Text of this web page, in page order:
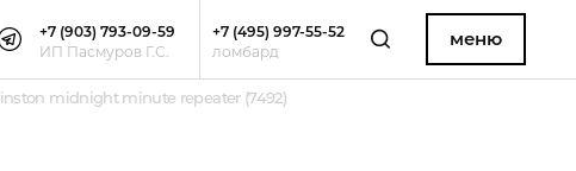
+7 (903) 793-09-59
ИП Пасмуров Г.С.
+7 (495) 997-55-52
ломбард
меню
midnight minute repeater (7492)